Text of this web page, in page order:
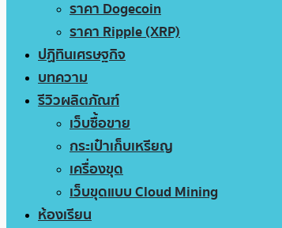
ราคา Dogecoin
ราคา Ripple (XRP)
ปฏิทินเศรษฐกิจ
บทความ
รีวิวผลิตภัณฑ์
เว็บซื้อขาย
กระเป๋าเก็บเหรียญ
เครื่องขุด
เว็บขุดแบบ Cloud Mining
ห้องเรียน